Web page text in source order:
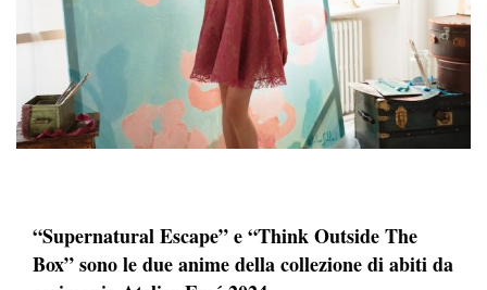
“Supernatural Escape” e “Think Outside The
Box” sono le due anime della collezione di abiti da